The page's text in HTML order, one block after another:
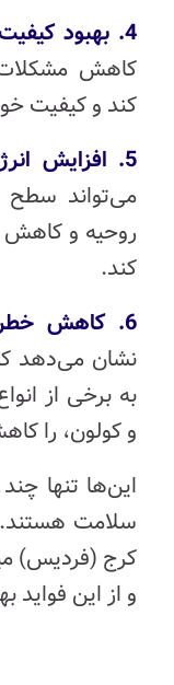
4. بهبود کیفیت خواب:
کاهش
کند و کیفیت
5. افزایش انرژی و بهبود روحیه:
می‌تواند سطح
روحیه و
کند.
6. کاهش خطر برخی از سرطان‌ها:
نشان می‌دهد
به برخی از
و کولون، را
این‌ها تنها
سلامت هستند.
کرج (فردیس)
و از این فواید